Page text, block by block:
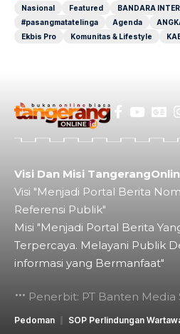
Nasional
Featured
BANDARA
#pasangmatatelinga
Agenda
Ekbis Pro
Komunitas & Lifestyle
Visi Dan Misi
Visi "Menjadi Portal Berita
Referensi Publik"
Misi "Menjadi Portal Berita
Terpercaya. Melayani Publik
informasi yang Bermanfaat"
Penerbit: PT Banten Media
Pedoman SOP Perlindungan